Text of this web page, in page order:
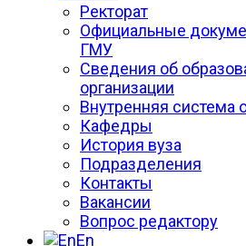
Ректорат
Официальные
ГМУ
Сведения об
организации
Внутренняя система
Кафедры
История вуза
Подразделения
Контакты
Вакансии
Вопрос редактору
En